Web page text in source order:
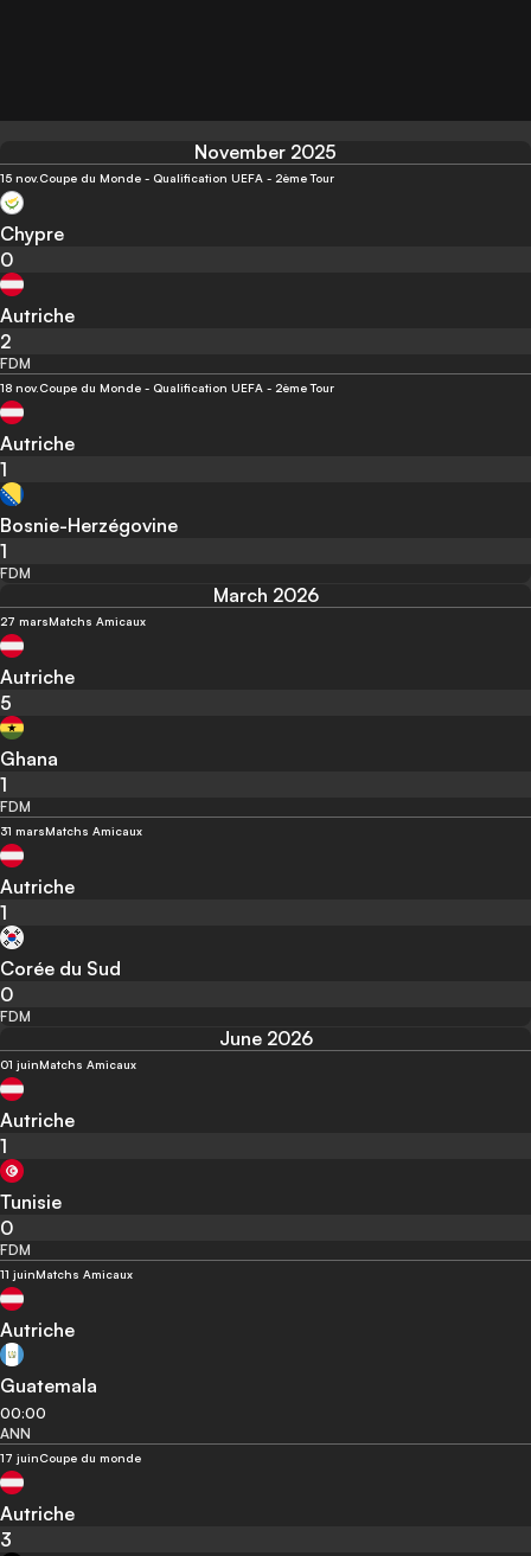
November 2025
15 nov.Coupe du Monde - Qualification UEFA - 2ème Tour
Chypre
0
Autriche
2
FDM
18 nov.Coupe du Monde - Qualification UEFA - 2ème Tour
Autriche
1
Bosnie-Herzégovine
1
FDM
March 2026
27 marsMatchs Amicaux
Autriche
5
Ghana
1
FDM
31 marsMatchs Amicaux
Autriche
1
Corée du Sud
0
FDM
June 2026
01 juinMatchs Amicaux
Autriche
1
Tunisie
0
FDM
11 juinMatchs Amicaux
Autriche
Guatemala
00:00
ANN
17 juinCoupe du monde
Autriche
3